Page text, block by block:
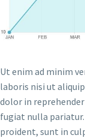
Ut enim ad minim
laboris nisi ut
dolor in
fugiat nulla
proident, sunt in